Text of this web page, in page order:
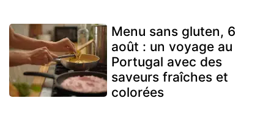
Menu sans gluten, 6
août : un voyage au
Portugal avec des
saveurs fraîches et
colorées